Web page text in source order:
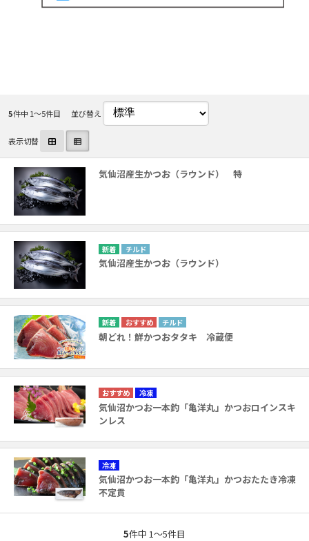
5件中 1〜5件目 並び替え
表示切替
気仙沼産生かつお（ラウンド） 特
チルド
気仙沼産生かつお（ラウンド）
チルド
朝どれ！鮮かつおタタキ 冷蔵便
冷凍
気仙沼かつお一本釣「亀洋丸」かつおロインスキ
ンレス
冷凍
気仙沼かつお一本釣「亀洋丸」かつおたたき冷凍
不定貫
5件中 1〜5件目